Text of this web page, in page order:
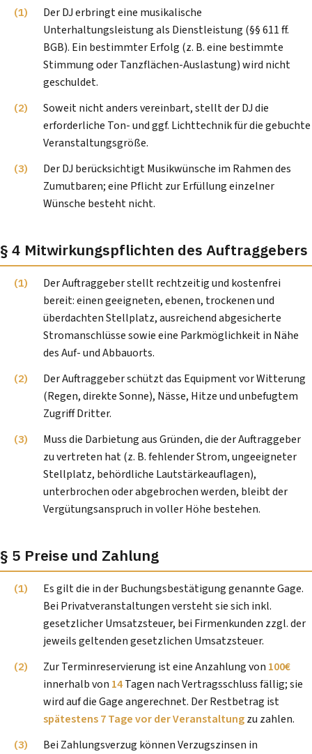
Der DJ erbringt eine musikalische
Unterhaltungsleistung als Dienstleistung (§§ 611 ff.
BGB). Ein bestimmter Erfolg (z. B. eine bestimmte
Stimmung oder Tanzflächen-Auslastung) wird nicht
geschuldet.
Soweit nicht anders vereinbart, stellt der DJ die
erforderliche Ton- und ggf. Lichttechnik für die gebuchte
Veranstaltungsgröße.
Der DJ berücksichtigt Musikwünsche im Rahmen des
Zumutbaren; eine Pflicht zur Erfüllung einzelner
Wünsche besteht nicht.
§ 4 Mitwirkungspflichten des Auftraggebers
Der Auftraggeber stellt rechtzeitig und kostenfrei
bereit: einen geeigneten, ebenen, trockenen und
überdachten Stellplatz, ausreichend abgesicherte
Stromanschlüsse sowie eine Parkmöglichkeit in Nähe
des Auf- und Abbauorts.
Der Auftraggeber schützt das Equipment vor Witterung
(Regen, direkte Sonne), Nässe, Hitze und unbefugtem
Zugriff Dritter.
Muss die Darbietung aus Gründen, die der Auftraggeber
zu vertreten hat (z. B. fehlender Strom, ungeeigneter
Stellplatz, behördliche Lautstärkeauflagen),
unterbrochen oder abgebrochen werden, bleibt der
Vergütungsanspruch in voller Höhe bestehen.
§ 5 Preise und Zahlung
Es gilt die in der Buchungsbestätigung genannte Gage.
Bei Privatveranstaltungen versteht sie sich inkl.
gesetzlicher Umsatzsteuer, bei Firmenkunden zzgl. der
jeweils geltenden gesetzlichen Umsatzsteuer.
Zur Terminreservierung ist eine Anzahlung von 100€
innerhalb von 14Tagen nach Vertragsschluss fällig; sie
wird auf die Gage angerechnet. Der Restbetrag ist
spätestens 7 Tage vor der Veranstaltungzu zahlen.
Bei Zahlungsverzug können Verzugszinsen in